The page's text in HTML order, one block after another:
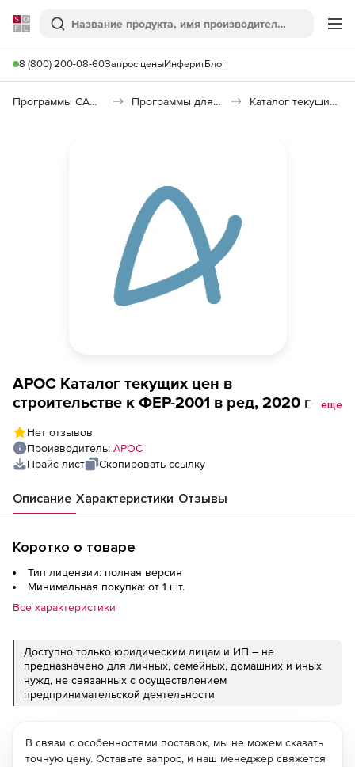
Softline
Поиск
8 (800) 200-08-60Запрос ценыИнферитБлог
Программы САПР и ГИС Программы для документооборота Каталог текущих цен в строительстве (КТЦ)
АРОС Каталог текущих цен в
строительстве к ФЕР-2001 в ред, 2020 года,
Республика Хакасия 1-е рабочее место
еще
Нет отзывов
Производитель: АРОС
Прайс-лист
Скопировать ссылку
Описание Характеристики Отзывы
Коротко о товаре
Тип лицензии: полная версия
Минимальная покупка: от 1 шт.
Все характеристики
Доступно только юридическим лицам и ИП – не
предназначено для личных, семейных, домашних и иных
нужд, не связанных с осуществлением
предпринимательской деятельности
В связи с особенностями поставок, мы не можем сказать
точную цену. Оставьте запрос, и наш менеджер свяжется